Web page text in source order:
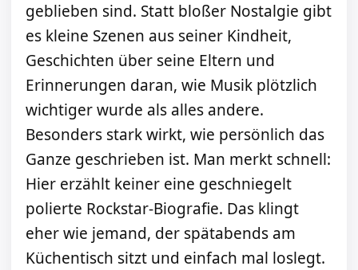
geblieben sind. Statt bloßer Nostalgie gibt
es kleine Szenen aus seiner Kindheit,
Geschichten über seine Eltern und
Erinnerungen daran, wie Musik plötzlich
wichtiger wurde als alles andere.
Besonders stark wirkt, wie persönlich das
Ganze geschrieben ist. Man merkt schnell:
Hier erzählt keiner eine geschniegelt
polierte Rockstar-Biografie. Das klingt
eher wie jemand, der spätabends am
Küchentisch sitzt und einfach mal loslegt.